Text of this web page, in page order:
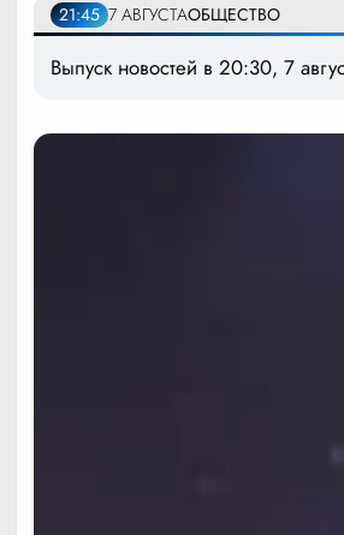
21:45 7 АВГУСТАОБЩЕСТВО
Выпуск новостей в 20:30, 7